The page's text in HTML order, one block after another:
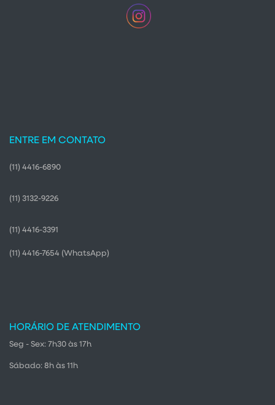
ENTRE EM CONTATO
(11) 4416-6890
(11) 3132-9226
(11) 4416-3391
(11) 4416-7654 (WhatsApp)
HORÁRIO DE ATENDIMENTO
Seg - Sex: 7h30 às 17h
Sábado: 8h às 11h